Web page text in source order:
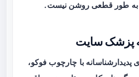
به طور قطعی روشن نیست.
پزشک سایت
پدیدارشناسانه با چارچوب فوکو،